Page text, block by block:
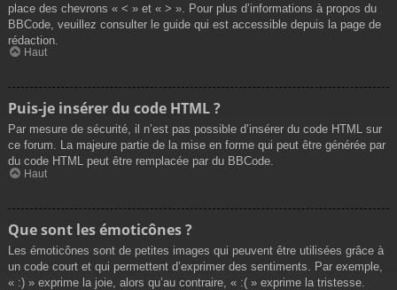
place des chevrons « < » et « > ». Pour plus d’informations à propos du
BBCode, veuillez consulter le guide qui est accessible depuis la page de
rédaction.
Haut
Puis-je insérer du code HTML ?
Par mesure de sécurité, il n’est pas possible d’insérer du code HTML sur
ce forum. La majeure partie de la mise en forme qui peut être générée par
du code HTML peut être remplacée par du BBCode.
Haut
Que sont les émoticônes ?
Les émoticônes sont de petites images qui peuvent être utilisées grâce à
un code court et qui permettent d’exprimer des sentiments. Par exemple,
« :) » exprime la joie, alors qu’au contraire, « :( » exprime la tristesse.